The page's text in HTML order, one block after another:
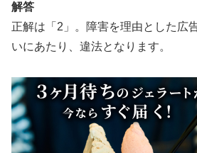
解答
正解は「2」。障害を理由とした広
いにあたり、違法となります。